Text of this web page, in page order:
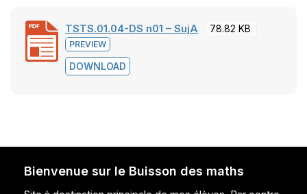
TSTS.01.04-DS n01 – SujA 78.82 KB
PREVIEW
DOWNLOAD
Bienvenue sur le Buisson des maths